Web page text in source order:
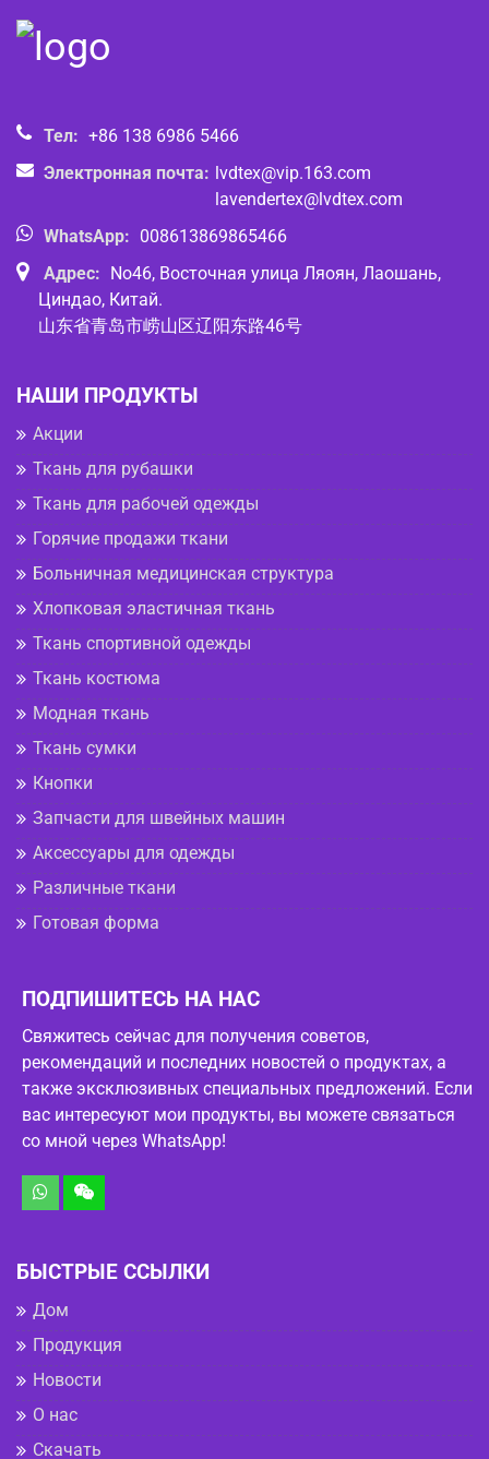
Тел: +86 138 6986 5466
Электронная почта: lvdtex@vip.163.com
lavendertex@lvdtex.com
WhatsApp: 008613869865466
Адрес: No46, Восточная улица Ляоян, Лаошань,
Циндао, Китай.
山东省青岛市崂山区辽阳东路46号
НАШИ ПРОДУКТЫ
Акции
Ткань для рубашки
Ткань для рабочей одежды
Горячие продажи ткани
Больничная медицинская структура
Хлопковая эластичная ткань
Ткань спортивной одежды
Ткань костюма
Модная ткань
Ткань сумки
Кнопки
Запчасти для швейных машин
Аксессуары для одежды
Различные ткани
Готовая форма
ПОДПИШИТЕСЬ НА НАС
Свяжитесь сейчас для получения советов,
рекомендаций и последних новостей о продуктах, а
также эксклюзивных специальных предложений. Если
вас интересуют мои продукты, вы можете связаться
со мной через WhatsApp!
БЫСТРЫЕ ССЫЛКИ
Дом
Продукция
Новости
О нас
Скачать